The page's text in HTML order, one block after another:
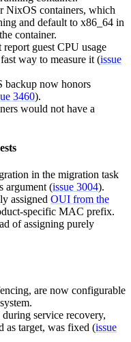
NixOS containers, which
and default to x86_64 in
container.
report guest CPU usage
way to measure it (issue
backup now honors
3460).
would not have a
in the migration task
argument (issue 3004).
assigned OUI from the
specific MAC prefix.
of assigning purely
are now configurable
service recovery,
as target, was fixed (issue